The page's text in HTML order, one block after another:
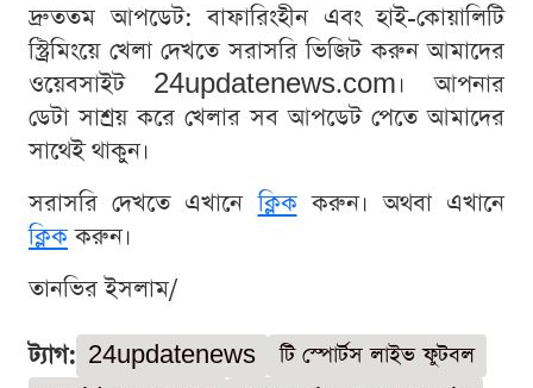
দ্রুততম আপডেট: বাফারিংহীন এবং হাই-কোয়ালিটি
স্ট্রিমিংয়ে খেলা দেখতে সরাসরি ভিজিট করুন আমাদের
ওয়েবসাইট 24updatenews.com। আপনার
ডেটা সাশ্রয় করে খেলার সব আপডেট পেতে আমাদের
সাথেই থাকুন।
সরাসরি দেখতে এখানেক্লিককরুন। অথবা এখানে
ক্লিককরুন।
তানভির ইসলাম/
ট্যাগ: 24updatenews
টি স্পোর্টস লাইভ ফুটবল